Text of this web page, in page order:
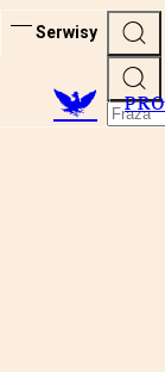
Serwisy
PRO